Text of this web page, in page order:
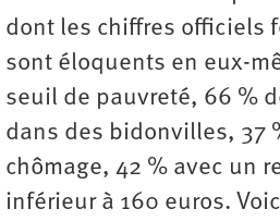
dont les chiffres officiels
sont éloquents en eux-
seuil de pauvreté, 66 %
dans des bidonvilles, 37
chômage, 42 % avec un
inférieur à 160 euros.